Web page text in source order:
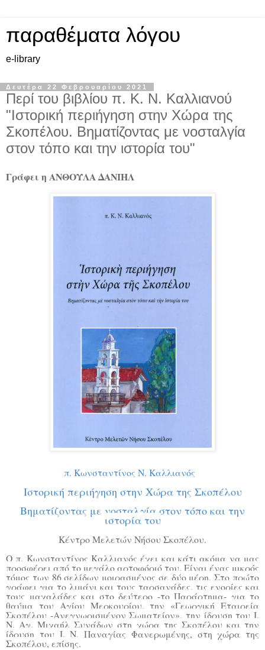
παραθέματα λόγου
e-library
Δευτέρα 22 Φεβρουαρίου 2021
Περί του βιβλίου π. Κ. Ν. Καλλιανού
"Ιστορική περιήγηση στην Χώρα της
Σκοπέλου. Βηματίζοντας με νοσταλγία
στον τόπο και την ιστορία του"
Γράφει η ΑΝΘΟΥΛΑ ΔΑΝΙΗΛ
π. Κωνσταντίνος Ν. Καλλιανός
Ιστορική περιήγηση στην Χώρα της Σκοπέλου
Βηματίζοντας με νοσταλγία στον τόπο και την
ιστορία του
Κέντρο Μελετών Νήσου Σκοπέλου.
Ο π. Κωνσταντίνος Καλλιανός έχει και κάτι ακόμα να μας
προσφέρει από το μεγάλο αρτοφόριό του. Είναι ένας μικρός
τόμος των 86 σελίδων μοιρασμένος σε δύο μέρη. Στο πρώτο
γράφει για το λιμάνι και τους ταρσανάδες, τις ενορίες και
τους μαχαλάδες και στο δεύτερο -το Παράρτημα- για το
θαύμα του Αγίου Μερκουρίου, την «Γεωργική Εταιρεία
Σκοπέλου -Ανεγνωρισμένον Σωματείον», την ίδρυση του Ι.
Ν. Αγ. Μιχαήλ Συνάδων στη χώρα της Σκοπέλου και την
ίδρυση του Ι. Ν. Παναγίας Φανερωμένης, στη χώρα της
Σκοπέλου, επίσης.